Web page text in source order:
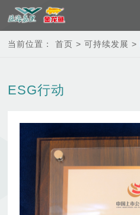
当前位置：首页 > 可持续发展 >
ESG行动